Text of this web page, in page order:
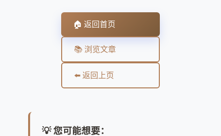
🏠 返回首页
📚 浏览文章
⬅️ 返回上页
💡 您可能想要：